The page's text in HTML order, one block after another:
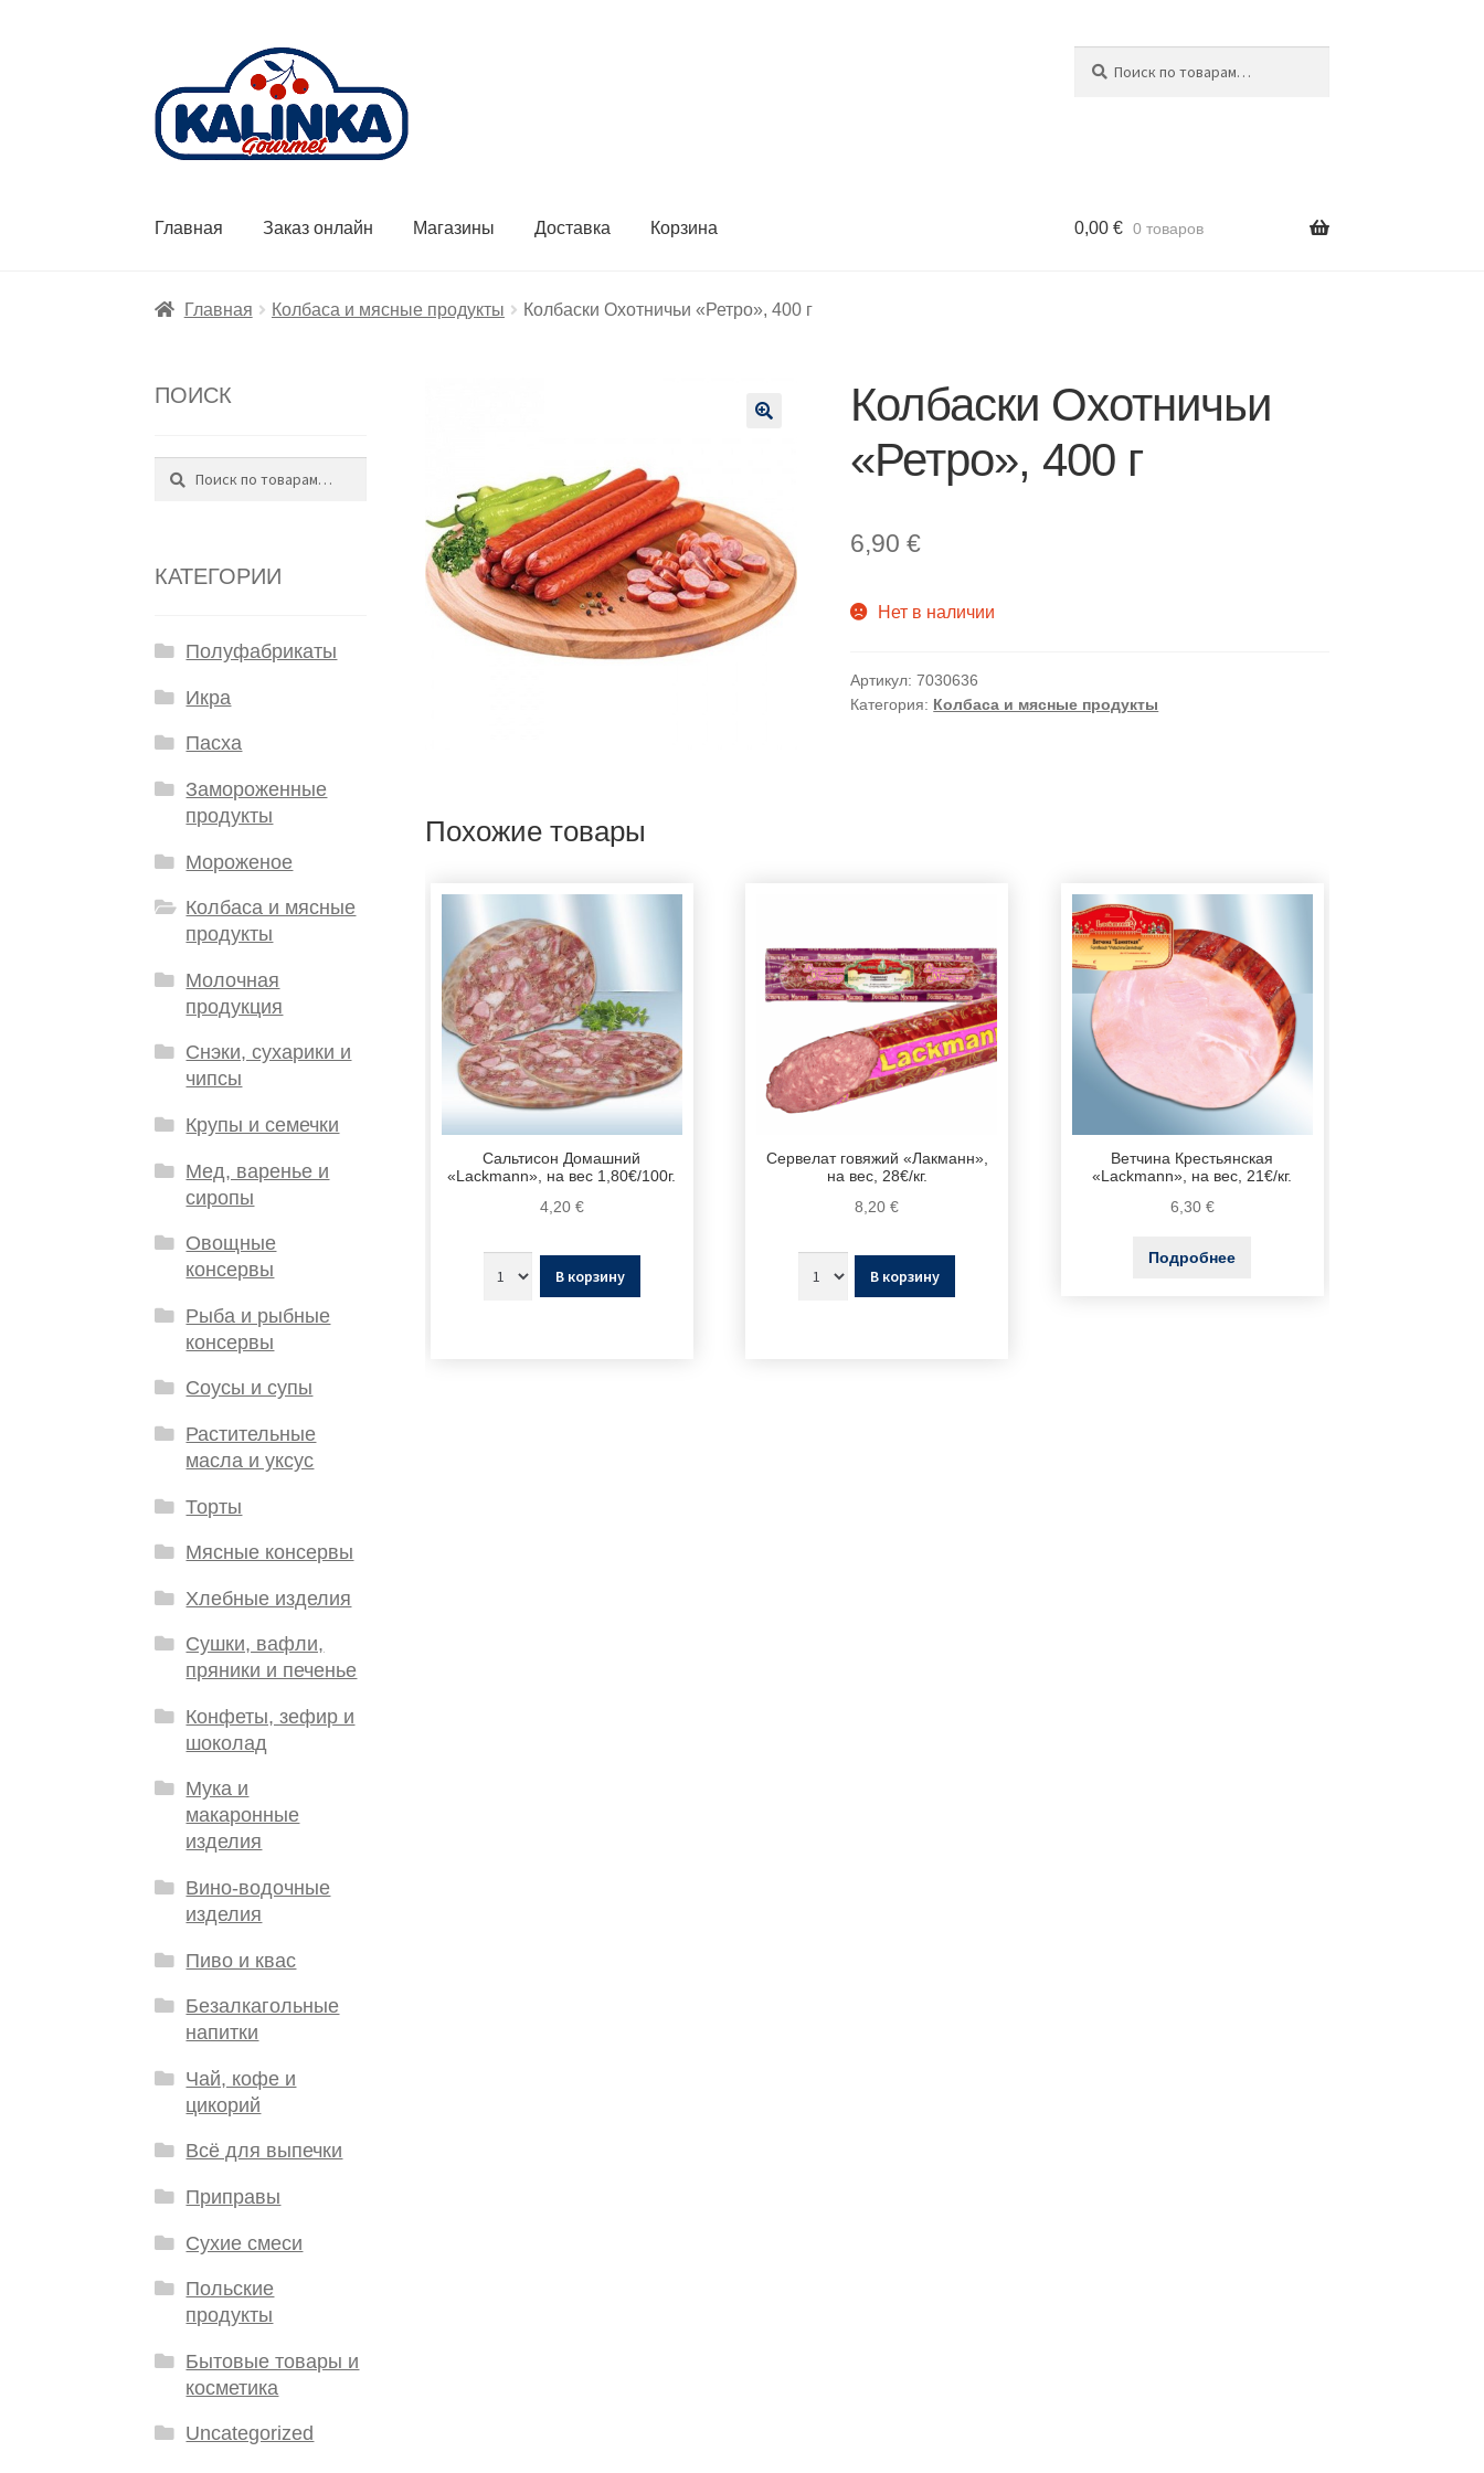
навигации
содержимому
Главная Заказ онлайн Магазины Доставка Корзина 0,00 € 0 товаров
Главная Колбаса и мясные продукты Колбаски Охотничьи «Ретро», 400 г
Колбаски Охотничьи
«Ретро», 400 г
6,90€
Нет в наличии
Артикул:7030636
Категория: Колбаса и мясные продукты
Похожие товары
Сальтисон Домашний
«Lackmann», на вес 1,80€/100г.
4,20 €
В корзину
Сервелат говяжий «Лакманн»,
на вес, 28€/кг.
8,20€
В корзину
Ветчина Крестьянская
«Lackmann», на вес, 21€/кг.
6,30 €
Подробнее
ПОИСК
Искать:
Поиск
КАТЕГОРИИ
Полуфабрикаты
Икра
Пасха
Замороженные
продукты
Мороженое
Колбаса и мясные
продукты
Молочная
продукция
Снэки, сухарики и
чипсы
Крупы и семечки
Мед, варенье и
сиропы
Овощные
консервы
Рыба и рыбные
консервы
Соусы и супы
Растительные
масла и уксус
Торты
Мясные консервы
Хлебные изделия
Сушки, вафли,
пряники и печенье
Конфеты, зефир и
шоколад
Мука и
макаронные
изделия
Вино-водочные
изделия
Пиво и квас
Безалкагольные
напитки
Чай, кофе и
цикорий
Всё для выпечки
Приправы
Сухие смеси
Польские
продукты
Бытовые товары и
косметика
Uncategorized